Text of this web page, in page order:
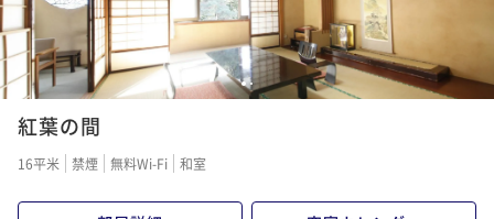
¥ 84,154 ~
レイトアウトプラン｜朝・夕食・温泉・10種類以上の
アクティビティ付き
¥122,760~
12
紅葉の間
16平米 禁煙 無料Wi-Fi 和室